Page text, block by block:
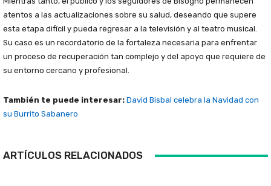
atentos a las actualizaciones sobre su salud, deseando que supere
esta etapa difícil y pueda regresar a la televisión y al teatro musical.
Su caso es un recordatorio de la fortaleza necesaria para enfrentar
un proceso de recuperación tan complejo y del apoyo que requiere de
su entorno cercano y profesional.
También te puede interesar: David Bisbal celebra la Navidad con
su Burrito Sabanero
ARTÍCULOS RELACIONADOS